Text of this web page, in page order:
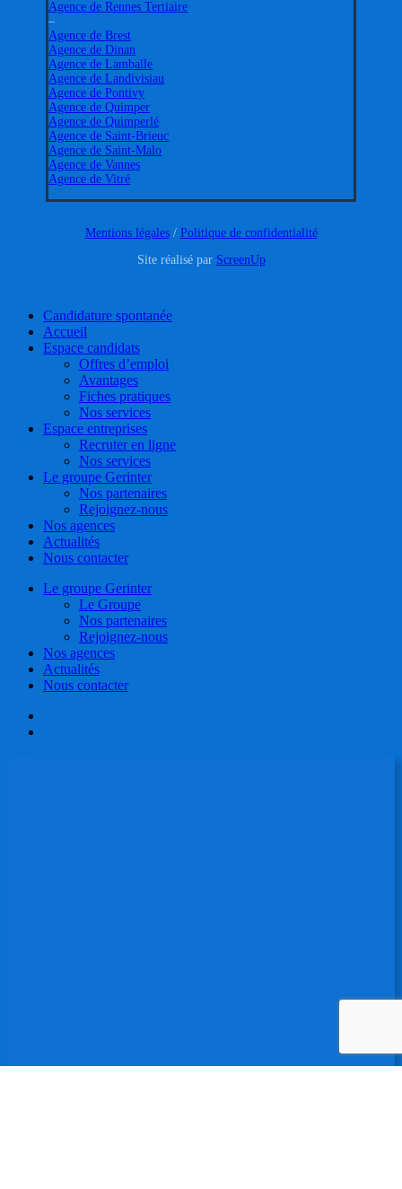
Agence de Rennes Tertiaire
–
Agence de Brest
Agence de Dinan
Agence de Lamballe
Agence de Landivisiau
Agence de Pontivy
Agence de Quimper
Agence de Quimperlé
Agence de Saint-Brieuc
Agence de Saint-Malo
Agence de Vannes
Agence de Vitré
Mentions légales/ Politique de confidentialité
Site réalisé par ScreenUp
Close
Menu
Candidature spontanée
Accueil
Espace candidats
Offres d’emploi
Avantages
Fiches pratiques
Nos services
Espace entreprises
Recruter en ligne
Nos services
Le groupe Gerinter
Nos partenaires
Rejoignez-nous
Nos agences
Actualités
Nous contacter
Le groupe Gerinter
Le Groupe
Nos partenaires
Rejoignez-nous
Nos agences
Actualités
Nous contacter